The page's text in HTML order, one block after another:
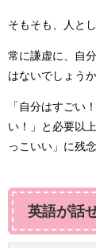
そもそも、人と
常に謙虚に、自
はないでしょう
「自分はすごい
い！」と必要以
っこいい」に残
英語が話